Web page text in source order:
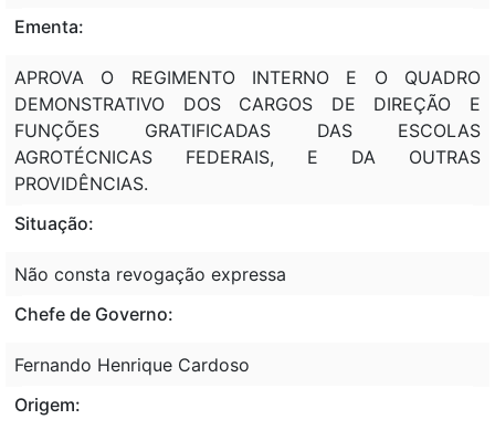
Ementa:
APROVA O REGIMENTO INTERNO E O QUADRO
DEMONSTRATIVO DOS CARGOS DE DIREÇÃO E
FUNÇÕES GRATIFICADAS DAS ESCOLAS
AGROTÉCNICAS FEDERAIS, E DA OUTRAS
PROVIDÊNCIAS.
Situação:
Não consta revogação expressa
Chefe de Governo:
Fernando Henrique Cardoso
Origem: